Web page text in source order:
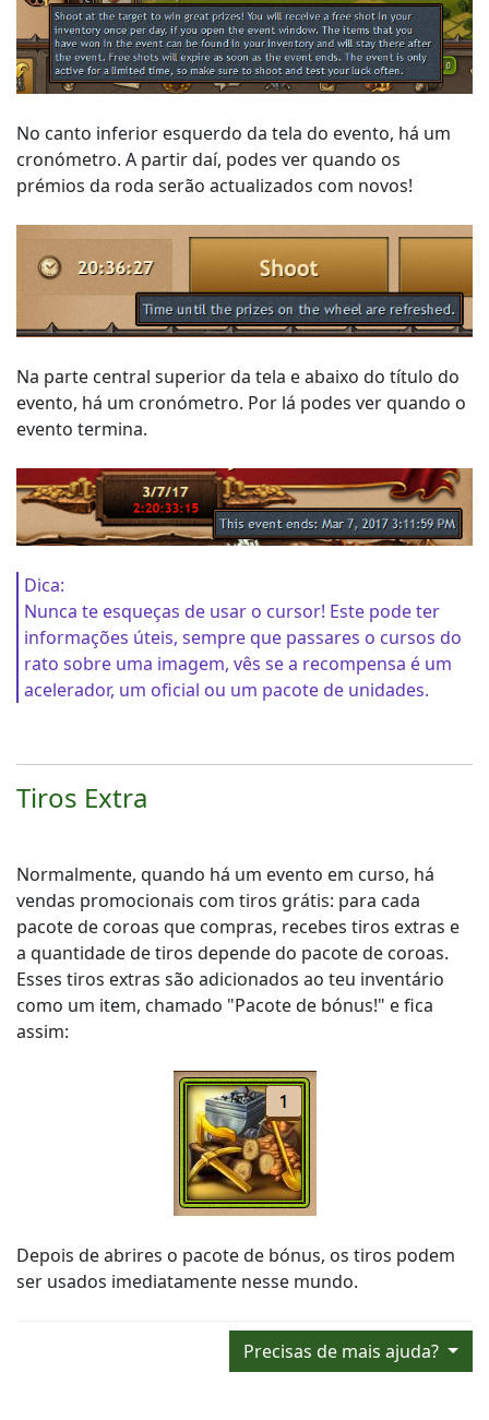
No canto inferior esquerdo da tela do evento, há um
cronómetro. A partir daí, podes ver quando os
prémios da roda serão actualizados com novos!
Na parte central superior da tela e abaixo do título do
evento, há um cronómetro. Por lá podes ver quando o
evento termina.
Dica:
Nunca te esqueças de usar o cursor! Este pode ter
informações úteis, sempre que passares o cursos do
rato sobre uma imagem, vês se a recompensa é um
acelerador, um oficial ou um pacote de unidades.
Tiros Extra
Normalmente, quando há um evento em curso, há
vendas promocionais com tiros grátis: para cada
pacote de coroas que compras, recebes tiros extras e
a quantidade de tiros depende do pacote de coroas.
Esses tiros extras são adicionados ao teu inventário
como um item, chamado "Pacote de bónus!" e fica
assim:
Depois de abrires o pacote de bónus, os tiros podem
ser usados imediatamente nesse mundo.
Precisas de mais ajuda?